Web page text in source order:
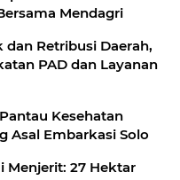
Mendagri
dan Retribusi Daerah,
PAD dan Layanan
Kesehatan
Asal Embarkasi Solo
Menjerit: 27 Hektar